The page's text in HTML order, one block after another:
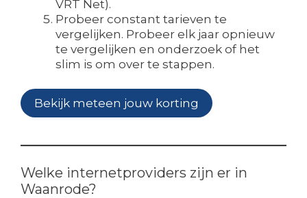
VRT Net).
Probeer constant tarieven te
vergelijken. Probeer elk jaar opnieuw
te vergelijken en onderzoek of het
slim is om over te stappen.
Bekijk meteen jouw korting
Welke internetproviders zijn er in
Waanrode?